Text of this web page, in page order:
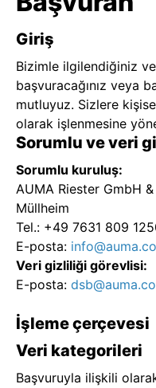
Giriş
Bizimle ilgilendiğiniz
başvuracağınız veya
mutluyuz. Sizlere
olarak işlenmesine
Sorumlu ve veri
Sorumlu kuruluş:
AUMA Riester GmbH
Müllheim
Tel.: +49 7631 809
E-posta:
Veri gizliliği görevlisi:
E-posta:
İşleme çerçevesi
Veri kategorileri
Başvuruyla ilişkili